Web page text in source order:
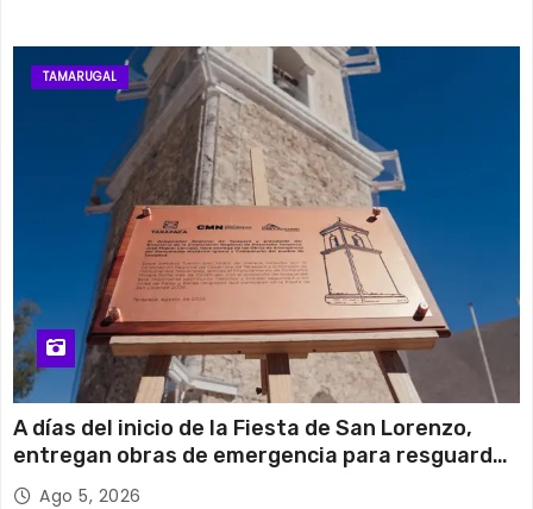
TAMARUGAL
A días del inicio de la Fiesta de San Lorenzo,
entregan obras de emergencia para resguardar
su histórico campanario
Ago 5, 2026